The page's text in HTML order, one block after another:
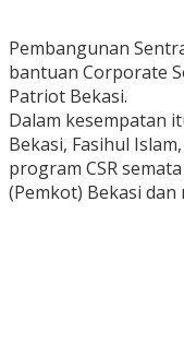
Pembangunan
bantuan Corporate
Patriot Bekasi.
Dalam kesempatan
Bekasi, Fasihul
program CSR
(Pemkot) Bekasi